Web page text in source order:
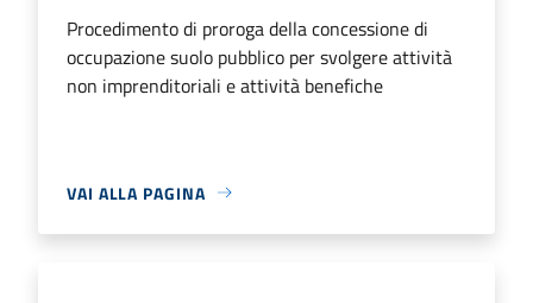
Procedimento di proroga della concessione di
occupazione suolo pubblico per svolgere attività
non imprenditoriali e attività benefiche
VAI ALLA PAGINA